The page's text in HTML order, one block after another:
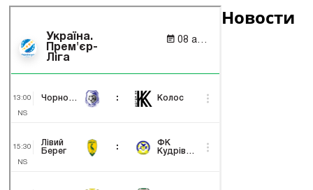
Новости